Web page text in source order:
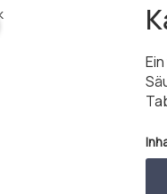
von 5 von 5 Sternen